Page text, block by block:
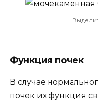
Функция почек
В случае
почек их функция